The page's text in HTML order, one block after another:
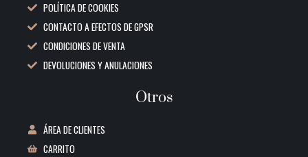
POLÍTICA DE COOKIES
CONTACTO A EFECTOS DE GPSR
CONDICIONES DE VENTA
DEVOLUCIONES Y ANULACIONES
Otros
ÁREA DE CLIENTES
CARRITO